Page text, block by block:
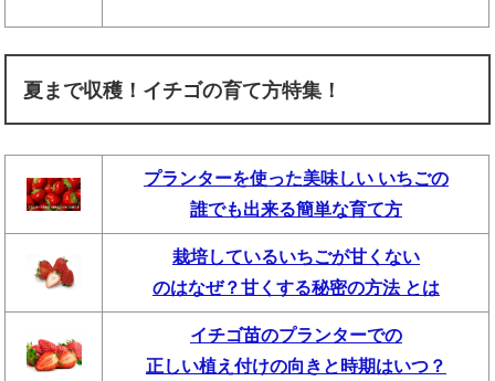
夏まで収穫！イチゴの育て方特集！
プランターを使った美味しい いちごの
誰でも出来る簡単な育て方
栽培しているいちごが甘くない
のはなぜ？甘くする秘密の方法 とは
イチゴ苗のプランターでの
正しい植え付けの向きと時期はいつ？